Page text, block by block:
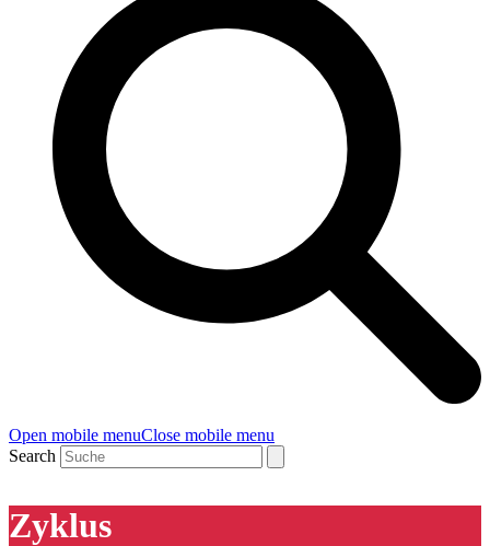
Open mobile menuClose mobile menu
Search
Zyklus